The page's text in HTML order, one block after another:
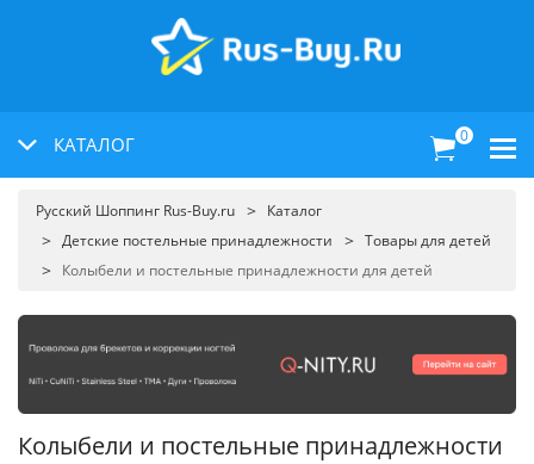
КАТАЛОГ 0
Русский Шоппинг Rus-Buy.ru
Каталог
Детские постельные принадлежности
Товары для детей
Колыбели и постельные принадлежности для детей
Колыбели и постельные принадлежности